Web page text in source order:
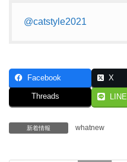
@catstyle2021
Facebook X
Threads LINE
新着情報 whatnew